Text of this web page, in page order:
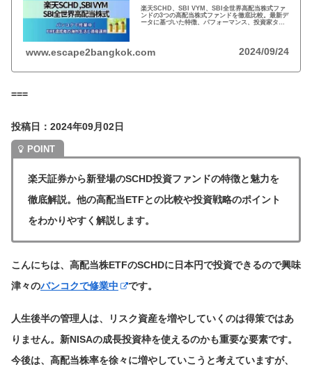
楽天SCHD、SBI VYM、SBI全世界高配当株式ファ
ンドの3つの高配当株式ファンドを徹底比較。最新デ
ータに基づいた特徴、パフォーマンス、投資家タイ
www.escape2bangkok.com 2024/09/24
===
投稿日：2024年09月02日
楽天証券から新登場のSCHD投資ファンドの特徴と魅力を
徹底解説。他の高配当ETFとの比較や投資戦略のポイント
をわかりやすく解説します。
こんにちは、高配当株ETFのSCHDに日本円で投資できるので興味
津々のバンコクで修業中 です。
人生後半の管理人は、リスク資産を増やしていくのは得策ではあ
りません。新NISAの成長投資枠を使えるのかも重要な要素です。
今後は、高配当株率を徐々に増やしていこうと考えていますが、